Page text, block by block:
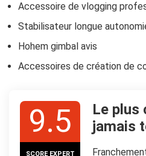
Accessoire de vlogging
Stabilisateur longue
Hohem gimbal avis
Accessoires de création de
9.5
SCORE EXPERT
Le plus
jamais